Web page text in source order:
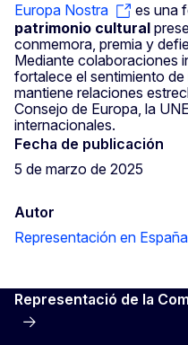
Europa Nostra
es una
patrimonio cultural
conmemora, premia y
Mediante colaboraciones
fortalece el sentimiento
mantiene relaciones
Consejo de Europa, la
internacionales.
Fecha de publicación
5 de marzo de 2025
Autor
Representación en
Representació de la